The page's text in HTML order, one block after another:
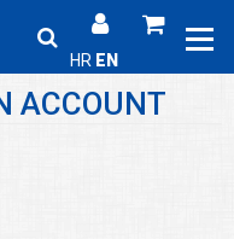
HR EN
ACCOUNT